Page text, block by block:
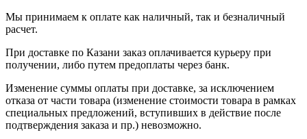
Мы принимаем к оплате как наличный, так и безналичный
расчет.
При доставке по Казани заказ оплачивается курьеру при
получении, либо путем предоплаты через банк.
Изменение суммы оплаты при доставке, за исключением
отказа от части товара (изменение стоимости товара в рамках
специальных предложений, вступивших в действие после
подтверждения заказа и пр.) невозможно.